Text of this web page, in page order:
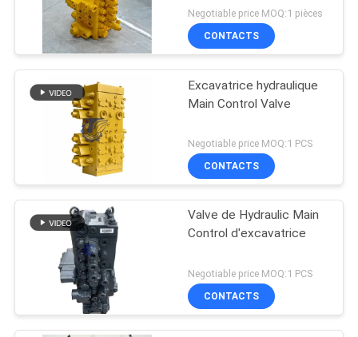
Negotiable price MOQ:1 pièces
CONTACTS
Excavatrice hydraulique
Main Control Valve
Negotiable price MOQ:1 PCS
CONTACTS
Valve de Hydraulic Main
Control d'excavatrice
Negotiable price MOQ:1 PCS
CONTACTS